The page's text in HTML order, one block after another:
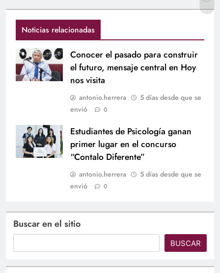
Noticias relacionadas
Conocer el pasado para construir
el futuro, mensaje central en Hoy
nos visita
antonio.herrera
5 días desde que se
envió
0
Estudiantes de Psicología ganan
primer lugar en el concurso
“Contalo Diferente”
antonio.herrera
5 días desde que se
envió
0
Buscar en el sitio
BUSCAR